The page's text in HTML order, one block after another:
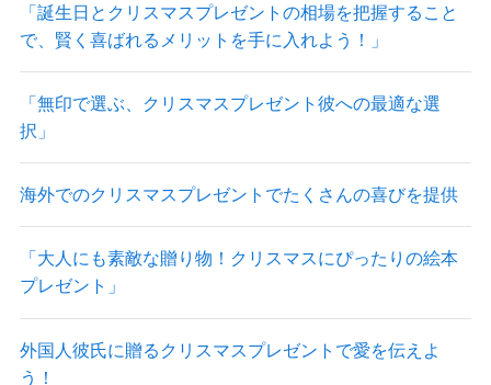
「誕生日とクリスマスプレゼントの相場を把握すること
で、賢く喜ばれるメリットを手に入れよう！」
「無印で選ぶ、クリスマスプレゼント彼への最適な選
択」
海外でのクリスマスプレゼントでたくさんの喜びを提供
「大人にも素敵な贈り物！クリスマスにぴったりの絵本
プレゼント」
外国人彼氏に贈るクリスマスプレゼントで愛を伝えよ
う！